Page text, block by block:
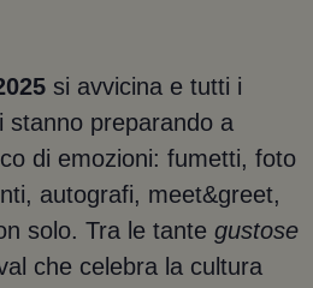
si avvicina e tutti i
stanno preparando a
di emozioni: fumetti, foto
autografi, meet&greet,
solo. Tra le tante gustose
che celebra la cultura